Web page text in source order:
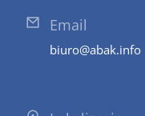
Email
biuro@abak.info